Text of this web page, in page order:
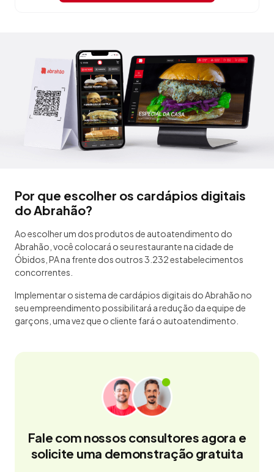
Por que escolher os cardápios digitais
do Abrahão?
Ao escolher um dos produtos de autoatendimento do
Abrahão, você colocará o seu restaurante na cidade de
Óbidos, PA na frente dos outros 3.232 estabelecimentos
concorrentes.
Implementar o sistema de cardápios digitais do Abrahão no
seu empreendimento possibilitará a redução da equipe de
garçons, uma vez que o cliente fará o autoatendimento.
Fale com nossos consultores agora e
solicite uma demonstração gratuita